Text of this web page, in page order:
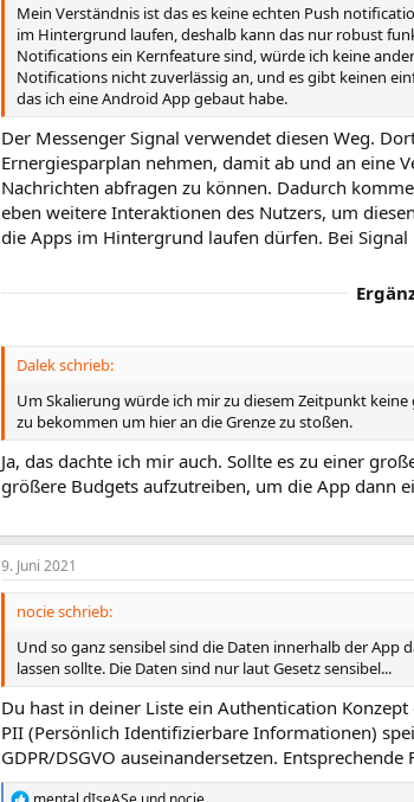
Mein Verständnis ist das es keine echten Push
im Hintergrund laufen, deshalb kann das nur robust
Notifications ein Kernfeature sind, würde ich keine
Notifications nicht zuverlässig an, und es gibt keinen
das ich eine Android App gebaut habe.
Der Messenger Signal verwendet diesen Weg.
Ernergiesparplan nehmen, damit ab und an eine
Nachrichten abfragen zu können. Dadurch
eben weitere Interaktionen des Nutzers, um
die Apps im Hintergrund laufen dürfen. Bei Signal
Dalek schrieb:
Um Skalierung würde ich mir zu diesem Zeitpunkt
zu bekommen um hier an die Grenze zu stoßen.
Ja, das dachte ich mir auch. Sollte es zu einer
größere Budgets aufzutreiben, um die App dann
9. Juni 2021
nocie schrieb:
Und so ganz sensibel sind die Daten innerhalb der
lassen sollte. Die Daten sind nur laut Gesetz sensibel...
Du hast in deiner Liste ein Authentication
PII (Persönlich Identifizierbare Informationen)
GDPR/DSGVO auseinandersetzen.